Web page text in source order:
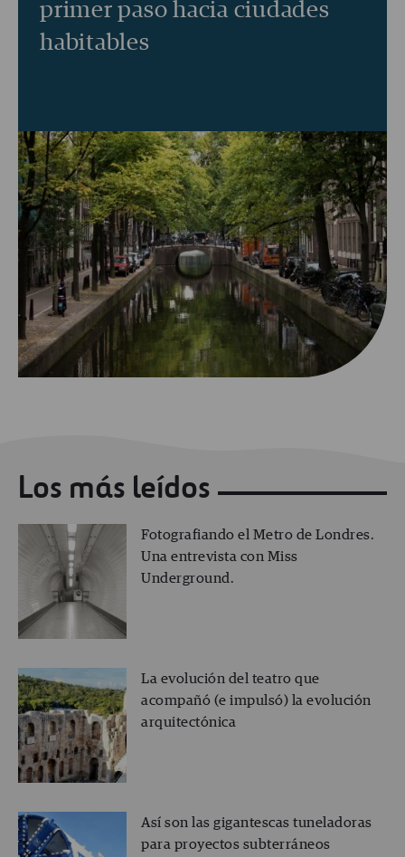
primer paso hacia ciudades
habitables
Los más leídos
Fotografiando el Metro de Londres.
Una entrevista con Miss
Underground.
La evolución del teatro que
acompañó (e impulsó) la evolución
arquitectónica
Así son las gigantescas tuneladoras
para proyectos subterráneos